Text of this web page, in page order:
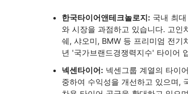
한국타이어앤테크놀로지: 국내 최
와 시장을 과점하고 있습니다. 고
쉐, 샤오미, BMW 등 프리미엄 전
년 '국가브랜드경쟁력지수' 타이어
넥센타이어: 넥센그룹 계열의 타이
중하여 수익성을 개선하고 있으며,